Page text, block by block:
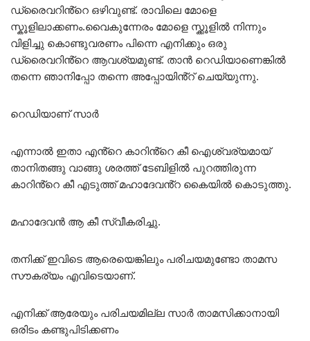
ഡ്രൈവറിൻ്റെ ഒഴിവുണ്ട്. രാവിലെ മോളെ
സ്കൂളിലാക്കണം.വൈകുന്നേരം മോളെ സ്ക്കൂളിൽ നിന്നും
വിളിച്ചു കൊണ്ടുവരണം പിന്നെ എനിക്കും ഒരു
ഡ്രൈവറിൻ്റെ ആവശ്യമുണ്ട്. താൻ റെഡിയാണെങ്കിൽ
തന്നെ ഞാനിപ്പോ തന്നെ അപ്പോയിൻ്റ് ചെയ്യുന്നു.
റെഡിയാണ് സാർ
എന്നാൽ ഇതാ എൻ്റെ കാറിൻ്റെ കീ ഐശ്വര്യമായ്
താനിതങ്ങു വാങ്ങു ശരത്ത് ടേബിളിൽ പുറത്തിരുന്ന
കാറിൻ്റെ കീ എടുത്ത് മഹാദേവൻ്റ കൈയിൽ കൊടുത്തു.
മഹാദേവൻ ആ കീ സ്വീകരിച്ചു.
തനിക്ക് ഇവിടെ ആരെയെങ്കിലും പരിചയമുണ്ടോ താമസ
സൗകര്യം എവിടെയാണ്.
എനിക്ക് ആരേയും പരിചയമില്ല സാർ താമസിക്കാനായി
ഒരിടം കണ്ടുപിടിക്കണം